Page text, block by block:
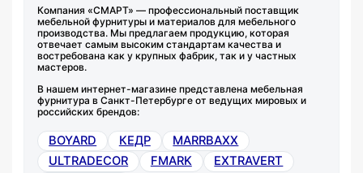
Компания «СМАРТ» — профессиональный поставщик
мебельной фурнитуры и материалов для мебельного
производства. Мы предлагаем продукцию, которая
отвечает самым высоким стандартам качества и
востребована как у крупных фабрик, так и у частных
мастеров.
В нашем интернет-магазине представлена мебельная
фурнитура в Санкт-Петербурге от ведущих мировых и
российских брендов:
BOYARD КЕДР
MARRBAXX
ULTRADECOR
FMARK
EXTRAVERT